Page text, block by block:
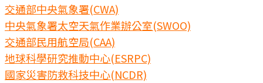
交通部中央氣象署(CWA)
中央氣象署太空天氣作業辦公室(SWOO)
交通部民用航空局(CAA)
地球科學研究推動中心(ESRPC)
國家災害防救科技中心(NCDR)